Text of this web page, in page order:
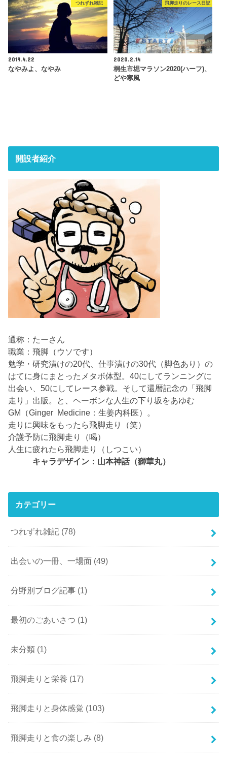
つれずれ雑記
2019.4.22
なやみよ、なやみ
飛脚走りのレース日記
2020.2.14
桐生市堀マラソン2020(ハーフ)、
どや寒風
開設者紹介
通称：たーさん
職業：飛脚（ウソです）
勉学・研究漬けの20代、仕事漬けの30代（脚色あり）の
はてに身にまとったメタボ体型。40にしてランニングに
出会い、50にしてレース参戦。そして還暦記念の「飛脚
走り」出版。と、ヘーボンな人生の下り坂をあゆむ
GM（Ginger Medicine：生姜内科医）。
走りに興味をもったら飛脚走り（笑）
介護予防に飛脚走り（喝）
人生に疲れたら飛脚走り（しつこい）
キャラデザイン：山本神話（獅華丸）
カテゴリー
つれずれ雑記 (78)
出会いの一冊、一場面 (49)
分野別ブログ記事 (1)
最初のごあいさつ (1)
未分類 (1)
飛脚走りと栄養 (17)
飛脚走りと身体感覚 (103)
飛脚走りと食の楽しみ (8)